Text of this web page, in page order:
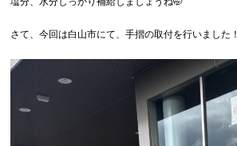
さて、今回は白山市にて、手摺の取付を行いました！